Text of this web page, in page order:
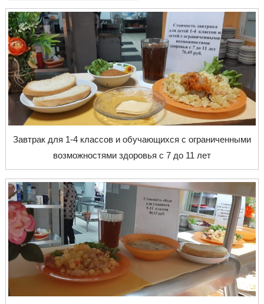
Завтрак для 1-4 классов и обучающихся с ограниченными
возможностями здоровья с 7 до 11 лет